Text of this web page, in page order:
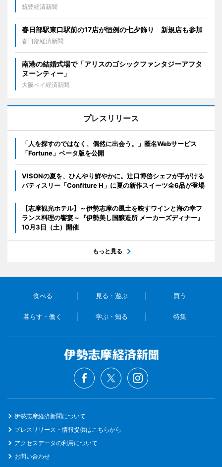
筑豊経済新聞
春日部駅東口駅前の17店が恒例の七夕飾り 新規店も参加
春日部経済新聞
南港の結婚式場で「アリスのゴシックファンタジーアフタ
ヌーンティー」
大阪ベイ経済新聞
プレスリリース
「人を探すのではなく、偶然に出会う。」匿名Webサービス
「Fortune」ベータ版を公開
VISONの夏を、ひんやり鮮やかに。辻口博啓シェフが手がける
パティスリー「Confiture H」に夏の新作スイーツ全6品が登場
【志摩観光ホテル】～伊勢志摩の風土を映すワインと海の幸フ
ランス料理の饗宴～『伊勢美し国醸造所 メーカーズディナー』
10月3日（土）開催
もっと見る
食べる 見る・遊ぶ 買う
暮らす・働く 学ぶ・知る 特集
伊勢志摩経済新聞について
プレスリリース・情報提供はこちらから
アクセスデータの利用について
お問い合わせ